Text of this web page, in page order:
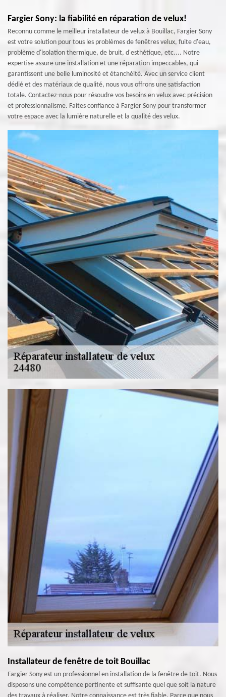
Fargier Sony: la fiabilité en réparation de velux!
Reconnu comme le meilleur installateur de velux à Bouillac, Fargier Sony
est votre solution pour tous les problèmes de fenêtres velux, fuite d'eau,
problème d'isolation thermique, de bruit, d'esthétique, etc.... Notre
expertise assure une installation et une réparation impeccables, qui
garantissent une belle luminosité et étanchéité. Avec un service client
dédié et des matériaux de qualité, nous vous offrons une satisfaction
totale. Contactez-nous pour résoudre vos besoins en velux avec précision
et professionnalisme. Faites confiance à Fargier Sony pour transformer
votre espace avec la lumière naturelle et la qualité des velux.
Installateur de fenêtre de toit Bouillac
Fargier Sony est un professionnel en installation de la fenêtre de toit. Nous
disposons une compétence pertinente et suffisante quel que soit la nature